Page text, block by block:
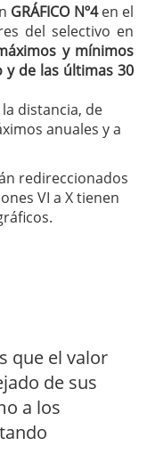
GRÁFICO Nº4en el
del selectivo en
y mínimos
de las últimas 30
distancia, de
anuales y a
redireccionados
VI a X tienen
que el valor
de sus
a los